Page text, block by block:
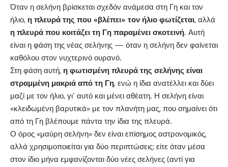
Όταν η σελήνη βρίσκεται σχεδόν ανάμεσα στη Γη και τον
ήλιο, η πλευρά της που «βλέπει» τον ήλιο φωτίζεται, αλλά
η πλευρά που κοιτάζει τη Γη παραμένει σκοτεινή. Αυτή
είναι η φάση της νέας σελήνης — όταν η σελήνη δεν φαίνεται
καθόλου στον νυχτερινό ουρανό.
Στη φάση αυτή, η φωτισμένη πλευρά της σελήνης είναι
στραμμένη μακριά από τη Γη, ενώ η ίδια ανατέλλει και δύει
μαζί με τον ήλιο, γι’ αυτό και μένει αθέατη. Η σελήνη είναι
«κλειδωμένη βαρυτικά» με τον πλανήτη μας, που σημαίνει ότι
από τη Γη βλέπουμε πάντα την ίδια της πλευρά.
Ο όρος «μαύρη σελήνη» δεν είναι επίσημος αστρονομικός,
αλλά χρησιμοποιείται για δύο περιπτώσεις: είτε όταν μέσα
στον ίδιο μήνα εμφανίζονται δύο νέες σελήνες (αντί για